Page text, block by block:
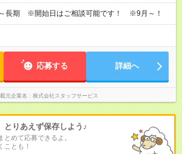
長期 ※開始日はご相談可能です！ ※9月～！
応募する 詳細へ
元企業名 株式会社スタッフサービス
とりあえず保存しよう♪
めて応募できるよ。
ことも！